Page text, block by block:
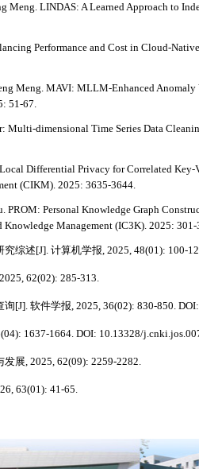
LINDAS: A Learned Approach to
Performance and Cost in Cloud-
Meng. MAVI: MLLM-Enhanced Anomaly
51-67.
dimensional Time Series Data
Differential Privacy for Correlated
(CIKM). 2025: 3635-3644.
Personal Knowledge Graph
Management (IC3K). 2025: 301-
综述[J]. 计算机学报, 2025, 48(01): 100-
62(02): 285-313.
[J]. 软件学报, 2025, 36(02): 830-850.
1637-1664. DOI: 10.13328/
展, 2025, 62(09): 2259-2282.
63(01): 41-65.